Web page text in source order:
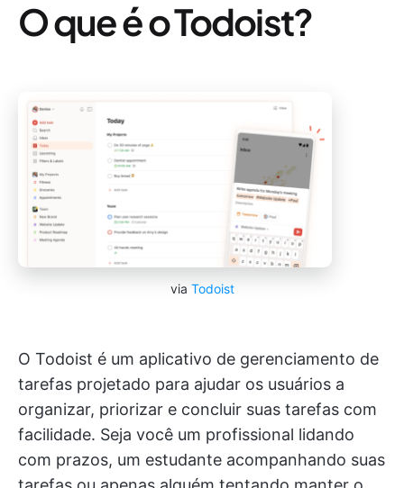
O que é o Todoist?
via Todoist
O Todoist é um aplicativo de gerenciamento de
tarefas projetado para ajudar os usuários a
organizar, priorizar e concluir suas tarefas com
facilidade. Seja você um profissional lidando
com prazos, um estudante acompanhando suas